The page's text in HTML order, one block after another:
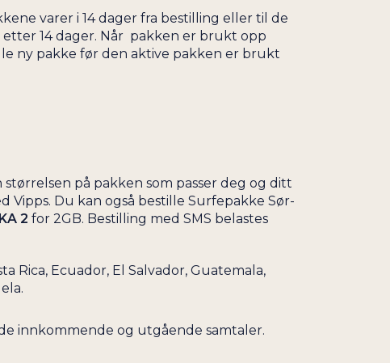
varer i 14 dager fra bestilling eller til de
14 dager. Når pakken er brukt opp
ny pakke før den aktive pakken er brukt
på pakken som passer deg og ditt
Du kan også bestille Surfepakke Sør-
2 for 2GB. Bestilling med SMS belastes
Rica, Ecuador, El Salvador, Guatemala,
innkommende og utgående samtaler.